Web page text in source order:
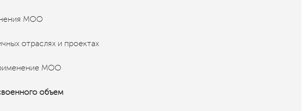
МОО
отраслях и проектах
МОО
объем